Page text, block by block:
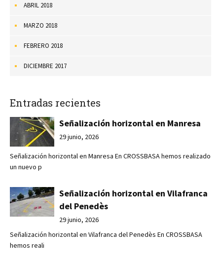
ABRIL 2018
MARZO 2018
FEBRERO 2018
DICIEMBRE 2017
Entradas recientes
Señalización horizontal en Manresa
29 junio, 2026
Señalización horizontal en Manresa En CROSSBASA hemos realizado
un nuevo p
Señalización horizontal en Vilafranca
del Penedès
29 junio, 2026
Señalización horizontal en Vilafranca del Penedès En CROSSBASA
hemos reali